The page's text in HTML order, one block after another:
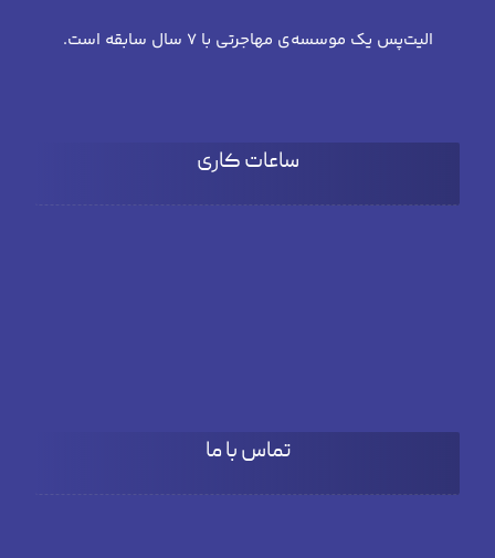
الیت‌پس یک موسسه‌ی مهاجرتی با 7 سال سابقه است.
ساعات کاری
تماس با ما